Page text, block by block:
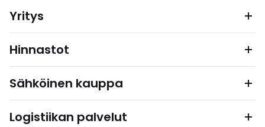
Yritys
Hinnastot
Sähköinen kauppa
Logistiikan palvelut